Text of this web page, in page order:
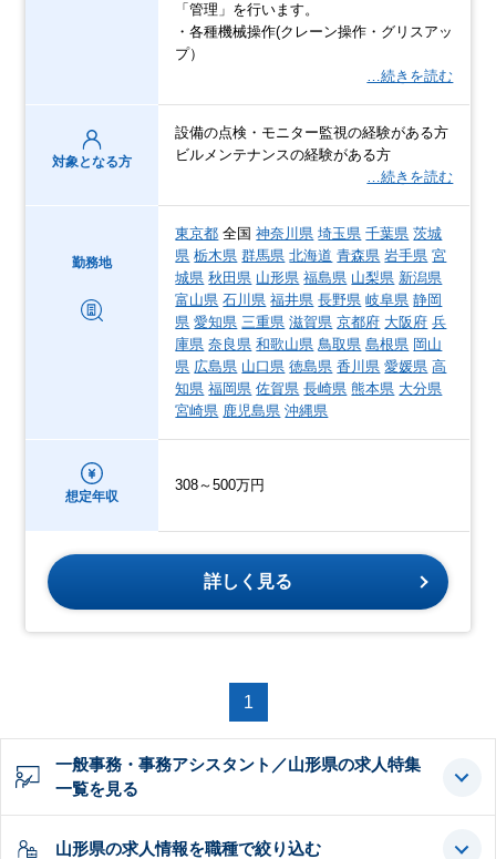
「管理」を行います。
・各種機械操作(クレーン操作・グリスアッ
プ）
…続きを読む
対象となる方
設備の点検・モニター監視の経験がある方
ビルメンテナンスの経験がある方
…続きを読む
勤務地
東京都 全国神奈川県 埼玉県 千葉県 茨城
県 栃木県 群馬県 北海道 青森県 岩手県 宮
城県 秋田県 山形県 福島県 山梨県 新潟県
富山県 石川県 福井県 長野県 岐阜県 静岡
県 愛知県 三重県 滋賀県 京都府 大阪府 兵
庫県 奈良県 和歌山県 鳥取県 島根県 岡山
県 広島県 山口県 徳島県 香川県 愛媛県 高
知県 福岡県 佐賀県 長崎県 熊本県 大分県
宮崎県 鹿児島県 沖縄県
想定年収
308～500万円
詳しく見る
1
一般事務・事務アシスタント／山形県の求人特集
一覧を見る
山形県の求人情報を職種で絞り込む